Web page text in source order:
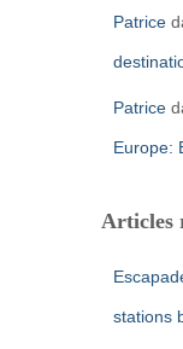
Patrice
Patrice
Europe:
Articles
stations